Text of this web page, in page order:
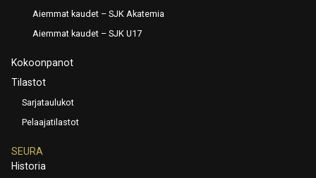
Aiemmat kaudet – SJK Akatemia
Aiemmat kaudet – SJK U17
Kokoonpanot
Tilastot
Sarjataulukot
Pelaajatilastot
SEURA
Historia